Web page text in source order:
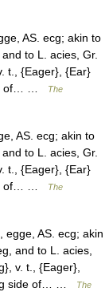
AS. ecg; akin to
to L. acies, Gr.
t., {Eager}, {Ear}
of… …
The
AS. ecg; akin to
to L. acies, Gr.
t., {Eager}, {Ear}
of… …
The
AS. ecg; akin
and to L. acies,
v. t., {Eager},
side of… …
The